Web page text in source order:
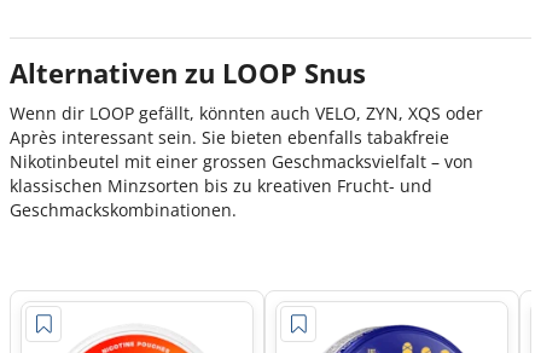
Alternativen zu LOOP Snus
Wenn dir LOOP gefällt, könnten auch VELO, ZYN, XQS oder
Après interessant sein. Sie bieten ebenfalls tabakfreie
Nikotinbeutel mit einer grossen Geschmacksvielfalt – von
klassischen Minzsorten bis zu kreativen Frucht- und
Geschmackskombinationen.